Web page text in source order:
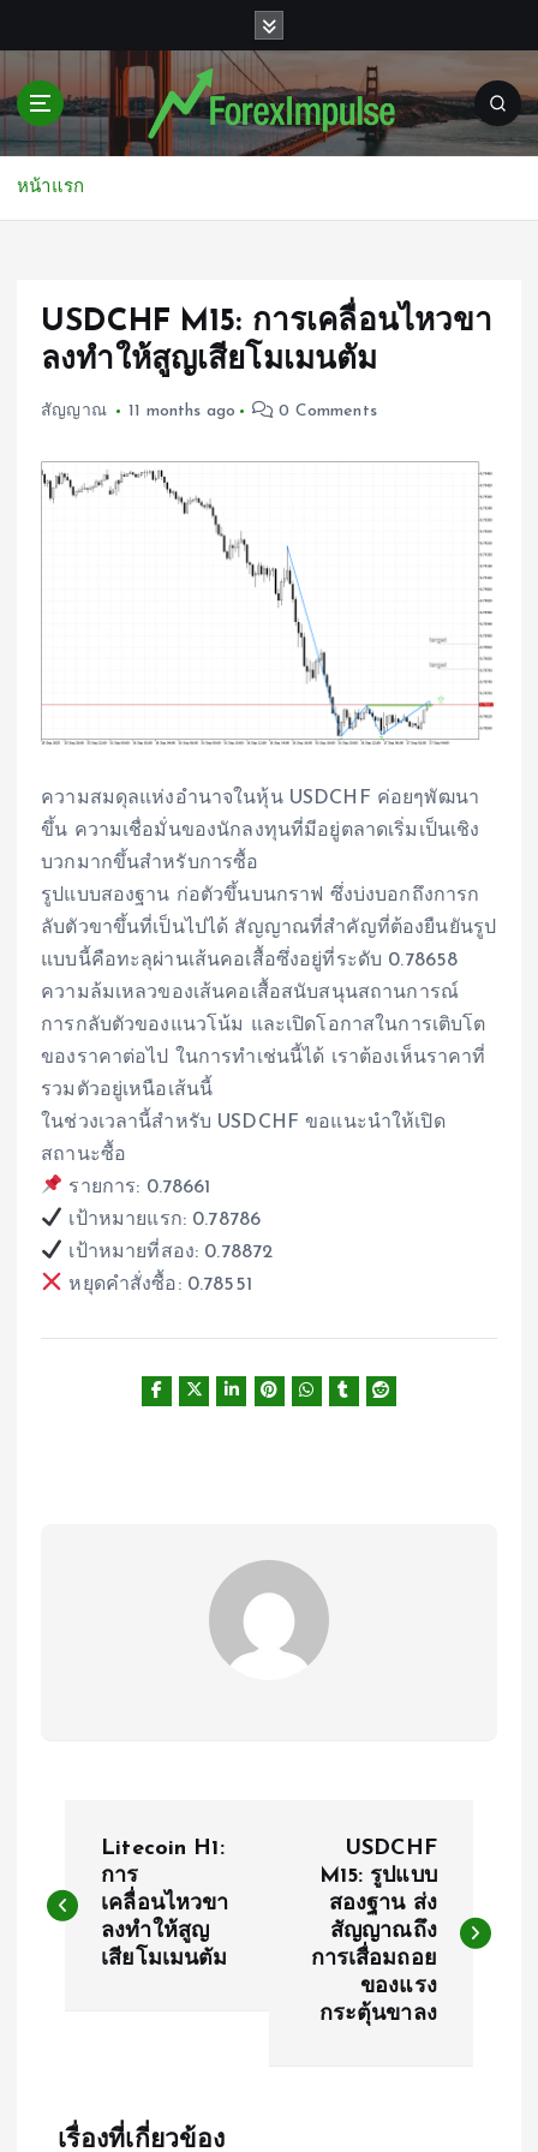
p
o
หน้าแรก
USDCHF M15: การเคลื่อนไหวขา
ลงทำให้สูญเสียโมเมนตัม
สัญญาณ 11 months ago 0 Comments
ความสมดุลแห่งอำนาจในหุ้น USDCHF ค่อยๆพัฒนา
ขึ้น ความเชื่อมั่นของนักลงทุนที่มีอยู่ตลาดเริ่มเป็นเชิง
บวกมากขึ้นสำหรับการซื้อ
รูปแบบสองฐาน ก่อตัวขึ้นบนกราฟ ซึ่งบ่งบอกถึงการก
ลับตัวขาขึ้นที่เป็นไปได้ สัญญาณที่สำคัญที่ต้องยืนยันรูป
แบบนี้คือทะลุผ่านเส้นคอเสื้อซึ่งอยู่ที่ระดับ 0.78658
ความล้มเหลวของเส้นคอเสื้อสนับสนุนสถานการณ์
การกลับตัวของแนวโน้ม และเปิดโอกาสในการเติบโต
ของราคาต่อไป ในการทำเช่นนี้ได้ เราต้องเห็นราคาที่
รวมตัวอยู่เหนือเส้นนี้
ในช่วงเวลานี้สำหรับ USDCHF ขอแนะนำให้เปิด
สถานะซื้อ
รายการ: 0.78661
เป้าหมายแรก: 0.78786
เป้าหมายที่สอง: 0.78872
หยุดคำสั่งซื้อ: 0.78551
น
ว
Litecoin H1:
การ
เคลื่อนไหวขา
ลงทำให้สูญ
เสียโมเมนตัม
USDCHF
M15: รูปแบบ
สองฐาน ส่ง
สัญญาณถึง
การเสื่อมถอย
ของแรง
กระตุ้นขาลง
เรื่องที่เกี่ยวข้อง